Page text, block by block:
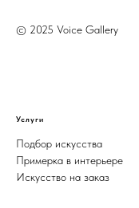
© 2025 Voice Gallery
Услуги
Подбор искусства
Примерка в интерьере
Искусство на заказ